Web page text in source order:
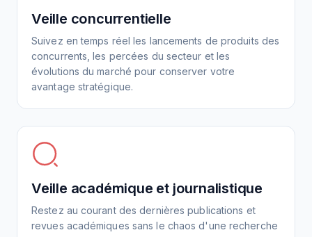
Veille concurrentielle
Suivez en temps réel les lancements de produits des
concurrents, les percées du secteur et les
évolutions du marché pour conserver votre
avantage stratégique.
Veille académique et journalistique
Restez au courant des dernières publications et
revues académiques sans le chaos d'une recherche